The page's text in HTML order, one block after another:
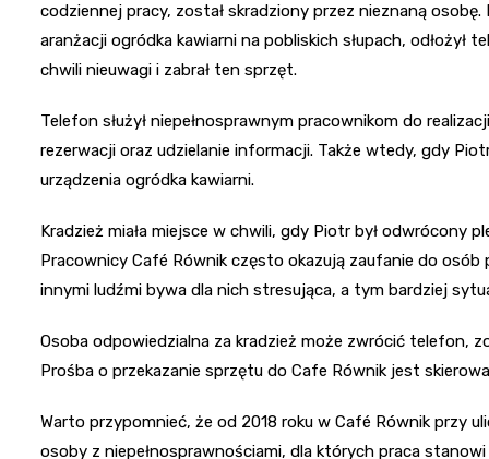
codziennej pracy, został skradziony przez nieznaną
aranżacji ogródka kawiarni na pobliskich słupach,
chwili nieuwagi i zabrał ten sprzęt.
Telefon służył niepełnosprawnym pracownikom do
rezerwacji oraz udzielanie informacji. Także wtedy, gdy
urządzenia ogródka kawiarni.
Kradzież miała miejsce w chwili, gdy Piotr był
Pracownicy Café Równik często okazują zaufanie do
innymi ludźmi bywa dla nich stresująca, a tym bardziej
Osoba odpowiedzialna za kradzież może zwrócić telefon,
Prośba o przekazanie sprzętu do Cafe Równik jest
Warto przypomnieć, że od 2018 roku w Café Równik przy
osoby z niepełnosprawnościami, dla których praca